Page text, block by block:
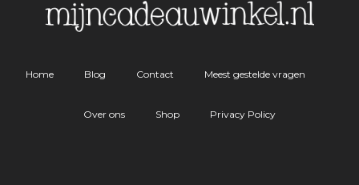
Home Blog Contact Meest gestelde vragen
Over ons Shop Privacy Policy